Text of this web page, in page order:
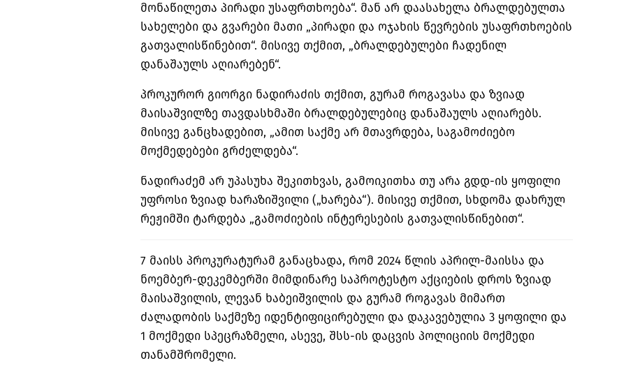
მონაწილეთა პირადი უსაფრთხოება“. მან არ დაასახელა ბრალდებულთა
სახელები და გვარები მათი „პირადი და ოჯახის წევრების უსაფრთხოების
გათვალისწინებით“. მისივე თქმით, „ბრალდებულები ჩადენილ
დანაშაულს აღიარებენ“.
პროკურორ გიორგი ნადირაძის თქმით, გურამ როგავასა და ზვიად
მაისაშვილზე თავდასხმაში ბრალდებულებიც დანაშაულს აღიარებს.
მისივე განცხადებით, „ამით საქმე არ მთავრდება, საგამოძიებო
მოქმედებები გრძელდება“.
ნადირაძემ არ უპასუხა შეკითხვას, გამოიკითხა თუ არა გდდ-ის ყოფილი
უფროსი ზვიად ხარაზიშვილი („ხარება“). მისივე თქმით, სხდომა დახრულ
რეჟიმში ტარდება „გამოძიების ინტერესების გათვალისწინებით“.
7 მაისს პროკურატურამ განაცხადა, რომ 2024 წლის აპრილ-მაისსა და
ნოემბერ-დეკემბერში მიმდინარე საპროტესტო აქციების დროს ზვიად
მაისაშვილის, ლევან ხაბეიშვილის და გურამ როგავას მიმართ
ძალადობის საქმეზე იდენტიფიცირებული და დაკავებულია 3 ყოფილი და
1 მოქმედი სპეცრაზმელი, ასევე, შსს-ის დაცვის პოლიციის მოქმედი
თანამშრომელი.